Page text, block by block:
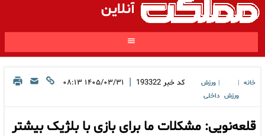
آنلاین
خانه
ورزش
ورزش
داخلی
کد خبر 193322
| ۱۴۰۵/۰۳/۳۱ ۰۸:۱۳
قلعه‌نویی: مشکلات ما برای بازی با بلژیک بیشتر